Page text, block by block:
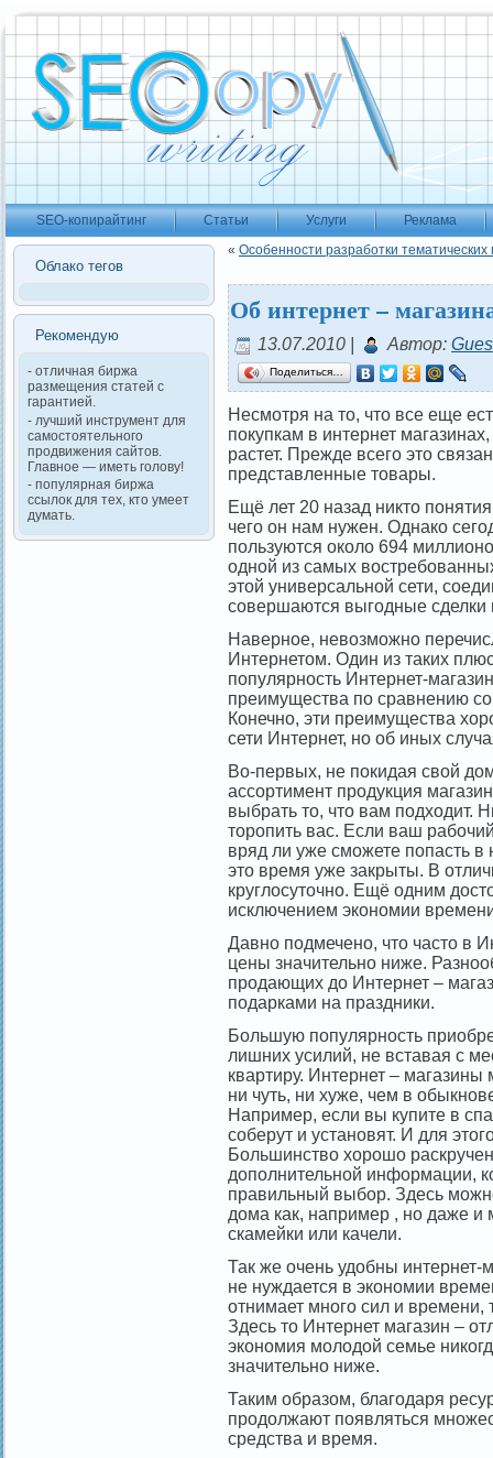
SEO-копирайтинг Статьи Услуги Реклама
Облако тегов
Рекомендую
- отличная биржа
размещения статей с
гарантией.
- лучший инструмент для
самостоятельного
продвижения сайтов.
Главное — иметь голову!
- популярная биржа
ссылок для тех, кто умеет
думать.
« Особенности разработки тематических
Об интернет –
13.07.2010 | Автор:
Поделиться…
Несмотря на то, что все еще
покупкам в интернет
растет. Прежде всего это
представленные товары.
Ещё лет 20 назад никто
чего он нам нужен. Однако
пользуются около 694
одной из самых
этой универсальной сети,
совершаются выгодные сделки
Наверное, невозможно
Интернетом. Один из таких
популярность Интернет-
преимущества по сравнению
Конечно, эти преимущества
сети Интернет, но об иных
Во-первых, не покидая свой
ассортимент продукция
выбрать то, что вам подходит.
торопить вас. Если ваш
вряд ли уже сможете попасть
это время уже закрыты. В
круглосуточно. Ещё одним
исключением экономии
Давно подмечено, что часто в
цены значительно ниже.
продающих до Интернет –
подарками на праздники.
Большую популярность
лишних усилий, не вставая с
квартиру. Интернет –
ни чуть, ни хуже, чем в
Например, если вы купите в
соберут и установят. И для
Большинство хорошо
дополнительной информации,
правильный выбор. Здесь
дома как, например , но даже и
скамейки или качели.
Так же очень удобны интернет-
не нуждается в экономии
отнимает много сил и времени,
Здесь то Интернет магазин –
экономия молодой семье
значительно ниже.
Таким образом, благодаря
продолжают появляться
средства и время.